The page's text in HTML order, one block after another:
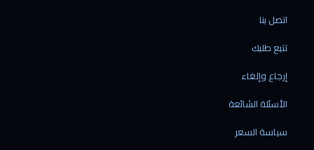
اتصل بنا
تتبع طلبك
إرجاع وإلغاء
الأسئلة الشائعة
سياسة السعر